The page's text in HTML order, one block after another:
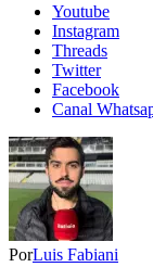
Youtube
Instagram
Threads
Twitter
Facebook
Canal
PorLuis Fabiani